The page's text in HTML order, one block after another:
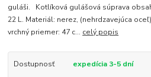
guláši. Kotlíková gulášová súprava
22 L. Materiál: nerez, (nehrdzavejúca
vrchný priemer: 47 c... celý popis
Dostupnosť expedícia 3-5 dní